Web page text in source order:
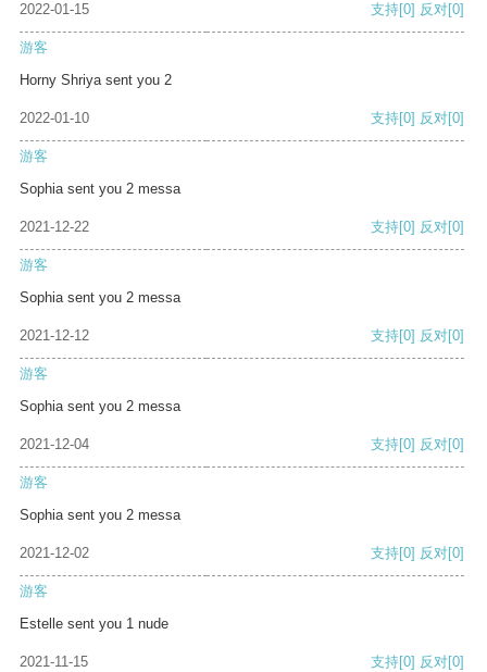
2022-01-15 支持[0] 反对[0]
游客
Horny Shriya sent you 2
2022-01-10 支持[0] 反对[0]
游客
Sophia sent you 2 messa
2021-12-22 支持[0] 反对[0]
游客
Sophia sent you 2 messa
2021-12-12 支持[0] 反对[0]
游客
Sophia sent you 2 messa
2021-12-04 支持[0] 反对[0]
游客
Sophia sent you 2 messa
2021-12-02 支持[0] 反对[0]
游客
Estelle sent you 1 nude
2021-11-15 支持[0] 反对[0]